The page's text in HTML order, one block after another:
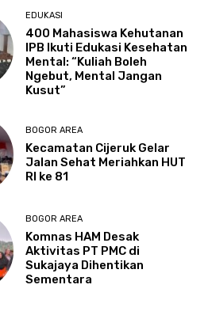
EDUKASI
400 Mahasiswa Kehutanan
IPB Ikuti Edukasi Kesehatan
Mental: “Kuliah Boleh
Ngebut, Mental Jangan
Kusut”
BOGOR AREA
Kecamatan Cijeruk Gelar
Jalan Sehat Meriahkan HUT
RI ke 81
BOGOR AREA
Komnas HAM Desak
Aktivitas PT PMC di
Sukajaya Dihentikan
Sementara